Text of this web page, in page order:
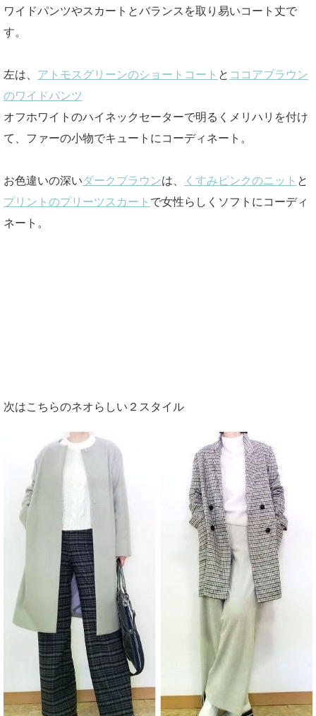
ワイドパンツやスカートとバランスを取り易いコート丈で
す。
左は、 アトモスグリーンのショートコート と ココアブラウン
のワイドパンツ
オフホワイトのハイネックセーターで明るくメリハリを付け
て、ファーの小物でキュートにコーディネート。
お色違いの深いダークブラウンは、 くすみピンクのニット と
プリントのプリーツスカート で女性らしくソフトにコーディ
ネート。
次はこちらのネオらしい２スタイル